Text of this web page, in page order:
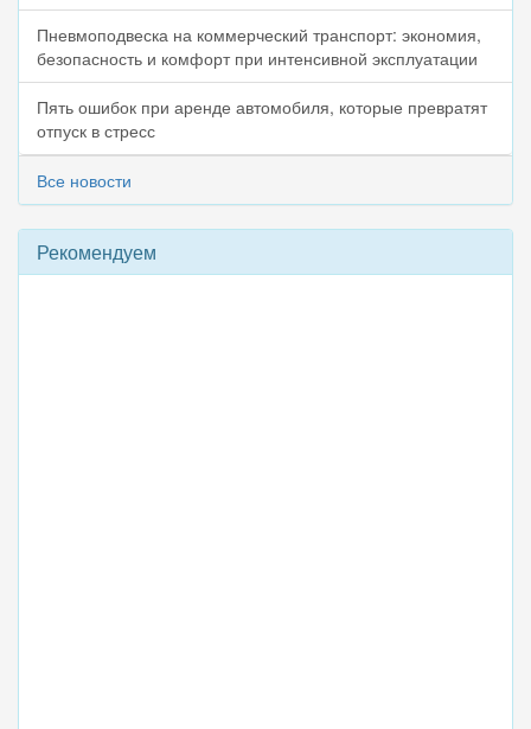
Пневмоподвеска на коммерческий транспорт: экономия,
безопасность и комфорт при интенсивной эксплуатации
Пять ошибок при аренде автомобиля, которые превратят
отпуск в стресс
Все новости
Рекомендуем